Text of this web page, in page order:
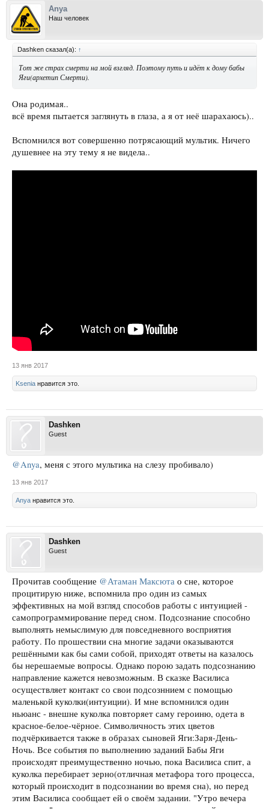
от грязи и
свежее зерно от гнилого, – один из самых сложных навыков, ибо он
требует духа, воли и
душевности, а это обычно означает необходимость добиваться того,
Anya
Наш человек
Dashken сказал(а): ↑
Тот же страх смерти на мой взгляд. Поэтому путь и идёт к дому бабы
Яги(архетип Смерти).
Она родимая..
всё время пытается заглянуть в глаза, а я от неё шарахаюсь)..
Вспомнился вот совершенно потрясающий мультик. Ничего
душевнее на эту тему я не видела..
13 янв 2017
Ksenia нравится это.
Dashken
Guest
@Anya, меня с этого мультика на слезу пробивало)
13 янв 2017
Anya нравится это.
Dashken
Guest
Прочитав сообщение @Атаман Максюта о сне, которое
процитирую ниже, вспомнила про один из самых
эффективных на мой взгляд способов работы с интуицией -
самопрограммирование перед сном. Подсознание способно
выполнять немыслимую для повседневного восприятия
работу. По прошествии сна многие задачи оказываются
решёнными как бы сами собой, приходят ответы на казалось
бы нерешаемые вопросы. Однако порою задать подсознанию
направление кажется невозможным. В сказке Василиса
осуществляет контакт со свои подсозннием с помощью
маленькой куколки(интуиции). И мне вспомнился один
ньюанс - внешне куколка повторяет саму героиню, одета в
красное-белое-чёрное. Символичность этих цветов
подчёркивается также в образах сыновей Яги:Заря-День-
Ночь. Все события по выполнению заданий Бабы Яги
происходят преимущественно ночью, пока Василиса спит, а
куколка перебирает зерно(отличная метафора того процесса,
который происходит в подсознании во время сна), но перед
этим Василиса сообщает ей о своём задании. "Утро вечера